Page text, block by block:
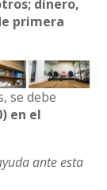
dinero,
primera
se debe
en el
ante esta